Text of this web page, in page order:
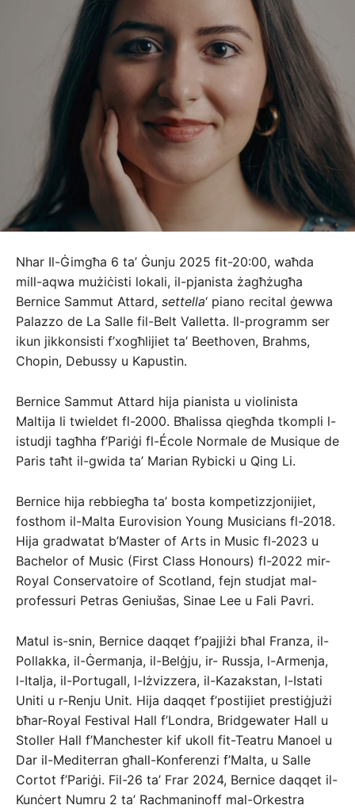
Nhar Il-Ġimgħa 6 ta’ Ġunju 2025 fit-20:00, waħda
mill-aqwa mużiċisti lokali, il-pjanista żagħżugħa
Bernice Sammut Attard, settella‘ piano recital ġewwa
Palazzo de La Salle fil-Belt Valletta. Il-programm ser
ikun jikkonsisti f’xogħlijiet ta’ Beethoven, Brahms,
Chopin, Debussy u Kapustin.
Bernice Sammut Attard hija pianista u violinista
Maltija li twieldet fl-2000. Bħalissa qiegħda tkompli l-
istudji tagħha f’Pariġi fl-École Normale de Musique de
Paris taħt il-gwida ta’ Marian Rybicki u Qing Li.
Bernice hija rebbiegħa ta’ bosta kompetizzjonijiet,
fosthom il-Malta Eurovision Young Musicians fl-2018.
Hija gradwatat b’Master of Arts in Music fl-2023 u
Bachelor of Music (First Class Honours) fl-2022 mir-
Royal Conservatoire of Scotland, fejn studjat mal-
professuri Petras Geniušas, Sinae Lee u Fali Pavri.
Matul is-snin, Bernice daqqet f’pajjiżi bħal Franza, il-
Pollakka, il-Ġermanja, il-Belġju, ir- Russja, l-Armenja,
l-Italja, il-Portugall, l-Iżvizzera, il-Kazakstan, l-Istati
Uniti u r-Renju Unit. Hija daqqet f’postijiet prestiġjużi
bħar-Royal Festival Hall f’Londra, Bridgewater Hall u
Stoller Hall f’Manchester kif ukoll fit-Teatru Manoel u
Dar il-Mediterran għall-Konferenzi f’Malta, u Salle
Cortot f’Pariġi. Fil-26 ta’ Frar 2024, Bernice daqqet il-
Kunċert Numru 2 ta’ Rachmaninoff mal-Orkestra